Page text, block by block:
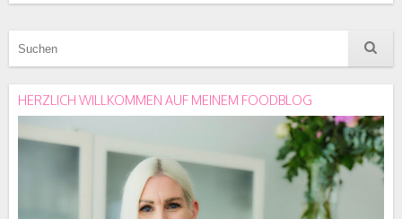
HERZLICH WILLKOMMEN AUF MEINEM FOODBLOG